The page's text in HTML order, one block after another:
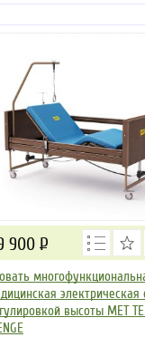
электрическая
высоты MET
900 Р